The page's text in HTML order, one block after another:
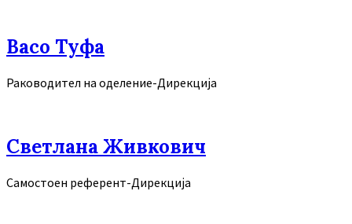
Васо Туфа
Раководител на оделение-Дирекција
Светлана Живкович
Самостоен референт-Дирекција